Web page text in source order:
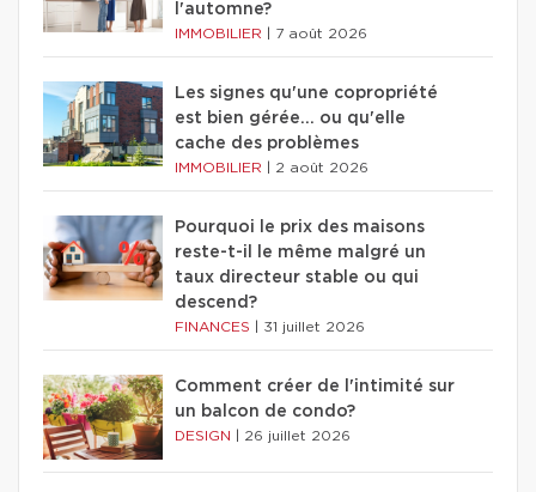
l'automne?
IMMOBILIER 7 août 2026
Les signes qu'une copropriété
est bien gérée… ou qu'elle
cache des problèmes
IMMOBILIER 2 août 2026
Pourquoi le prix des maisons
reste-t-il le même malgré un
taux directeur stable ou qui
descend?
FINANCES 31 juillet 2026
Comment créer de l'intimité sur
un balcon de condo?
DESIGN 26 juillet 2026